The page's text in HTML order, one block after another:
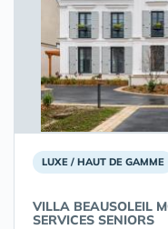
LUXE / HAUT DE GAMME
VILLA BEAUSOLEIL
SERVICES SENIORS